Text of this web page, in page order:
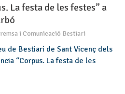
La festa de les festes” a
i Comunicació Bestiari
de Bestiari de Sant Vicenç dels
“Corpus. La festa de les